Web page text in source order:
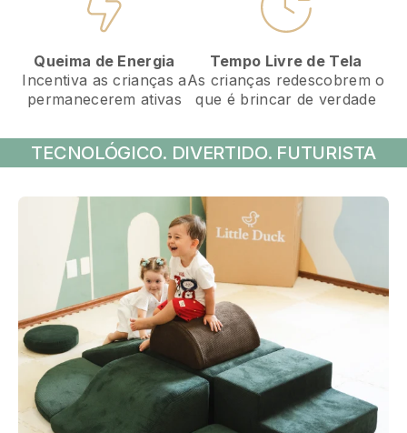
Queima de Energia
Incentiva as crianças a
permanecerem ativas
Tempo Livre de Tela
As crianças redescobrem o
que é brincar de verdade
TECNOLÓGICO. DIVERTIDO. FUTURISTA